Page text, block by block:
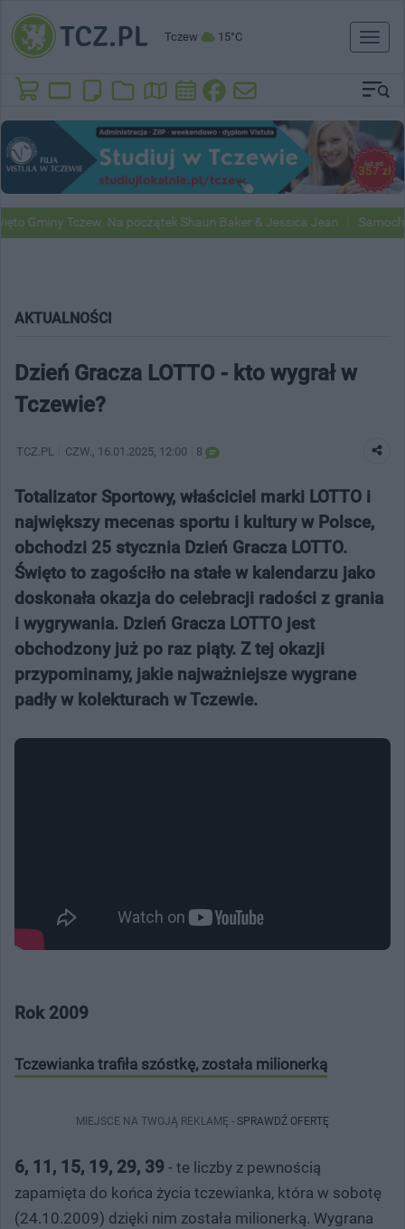
Tczew 15°C
Toggle
Tczew. Na początek Shaun Baker & Jessica Jean Samochody
AKTUALNOŚCI
Dzień Gracza LOTTO - kto wygrał w
Tczewie?
TCZ.PL CZW. , 16.01.2025, 12:00 8
Totalizator Sportowy, właściciel marki LOTTO i
największy mecenas sportu i kultury w Polsce,
obchodzi 25 stycznia Dzień Gracza LOTTO.
Święto to zagościło na stałe w kalendarzu jako
doskonała okazja do celebracji radości z grania
i wygrywania. Dzień Gracza LOTTO jest
obchodzony już po raz piąty. Z tej okazji
przypominamy, jakie najważniejsze wygrane
padły w kolekturach w Tczewie.
Rok 2009
Tczewianka trafiła szóstkę, została milionerką
MIEJSCE NA TWOJĄ REKLAMĘ - SPRAWDŹ OFERTĘ
6, 11, 15, 19, 29, 39 - te liczby z pewnością
zapamięta do końca życia tczewianka, która w sobotę
(24.10.2009) dzięki nim została milionerką. Wygrana